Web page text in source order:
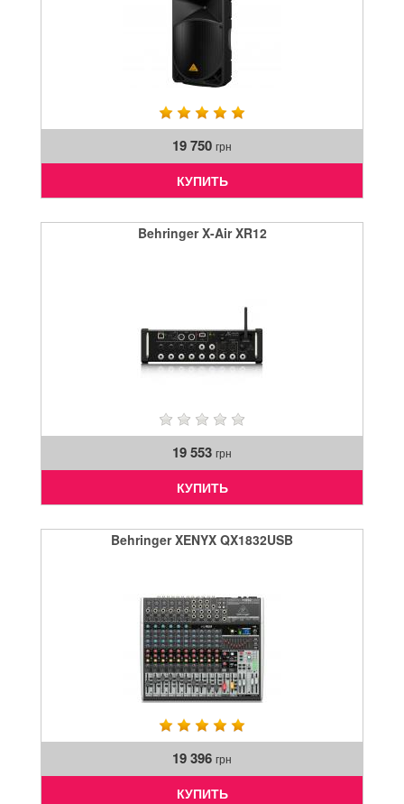
19 750 грн
КУПИТЬ
Behringer X-Air XR12
19 553 грн
КУПИТЬ
Behringer XENYX QX1832USB
19 396 грн
КУПИТЬ